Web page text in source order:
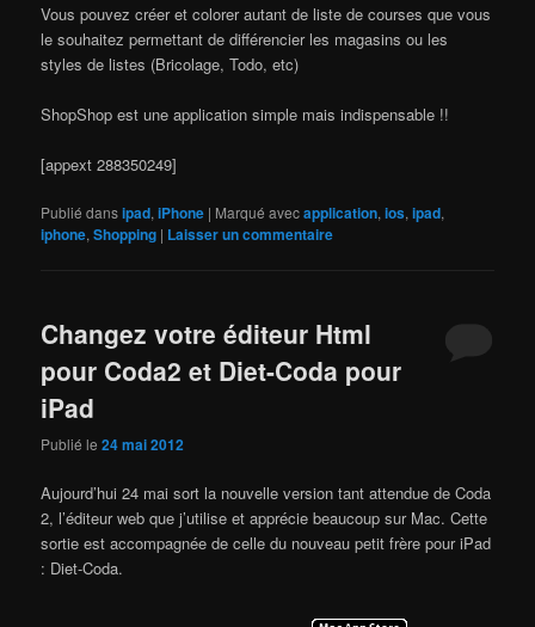
Vous pouvez créer et colorer autant de liste de courses que vous
le souhaitez permettant de différencier les magasins ou les
styles de listes (Bricolage, Todo, etc)
ShopShop est une application simple mais indispensable !!
[appext 288350249]
Publié dansipad,iPhone | Marqué avecapplication,ios,ipad,
iphone,Shopping | Laisser un commentaire
Changez votre éditeur Html
pour Coda2 et Diet-Coda pour
iPad
Publié le24 mai 2012
Aujourd’hui 24 mai sort la nouvelle version tant attendue de Coda
2, l’éditeur web que j’utilise et apprécie beaucoup sur Mac. Cette
sortie est accompagnée de celle du nouveau petit frère pour iPad
: Diet-Coda.